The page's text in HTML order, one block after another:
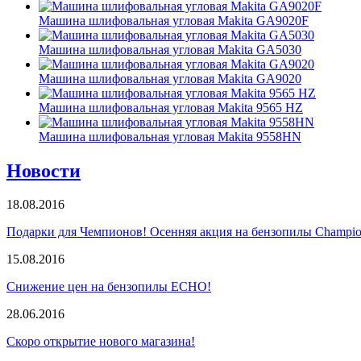
Машина шлифовальная угловая Makita GA9020F
Машина шлифовальная угловая Makita GA5030
Машина шлифовальная угловая Makita GA9020
Машина шлифовальная угловая Makita 9565 HZ
Машина шлифовальная угловая Makita 9558HN
Новости
18.08.2016
Подарки для Чемпионов! Осенняя акция на бензопилы
15.08.2016
Снижение цен на бензопилы ECHO!
28.06.2016
Скоро открытие нового магазина!